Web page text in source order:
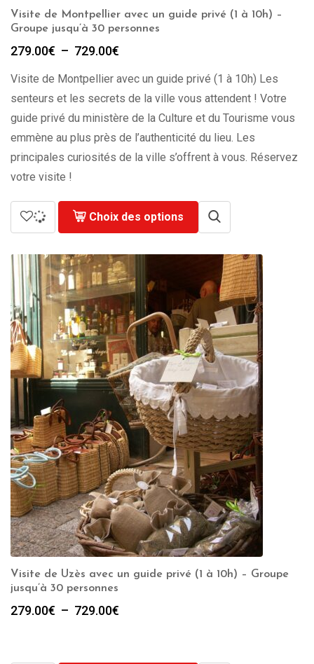
Visite de Montpellier avec un guide privé (1 à 10h) –
Groupe jusqu’à 30 personnes
279.00€ – 729.00€
prix :
279.00€
à
729.00€
Visite de Montpellier avec un guide privé (1 à 10h) Les
senteurs et les secrets de la ville vous attendent ! Votre
guide privé du ministère de la Culture et du Tourisme vous
emmène au plus près de l’authenticité du lieu. Les
principales curiosités de la ville s’offrent à vous. Réservez
votre visite !
Choix des options
Visite de Uzès avec un guide privé (1 à 10h) – Groupe
jusqu’à 30 personnes
279.00€ – 729.00€